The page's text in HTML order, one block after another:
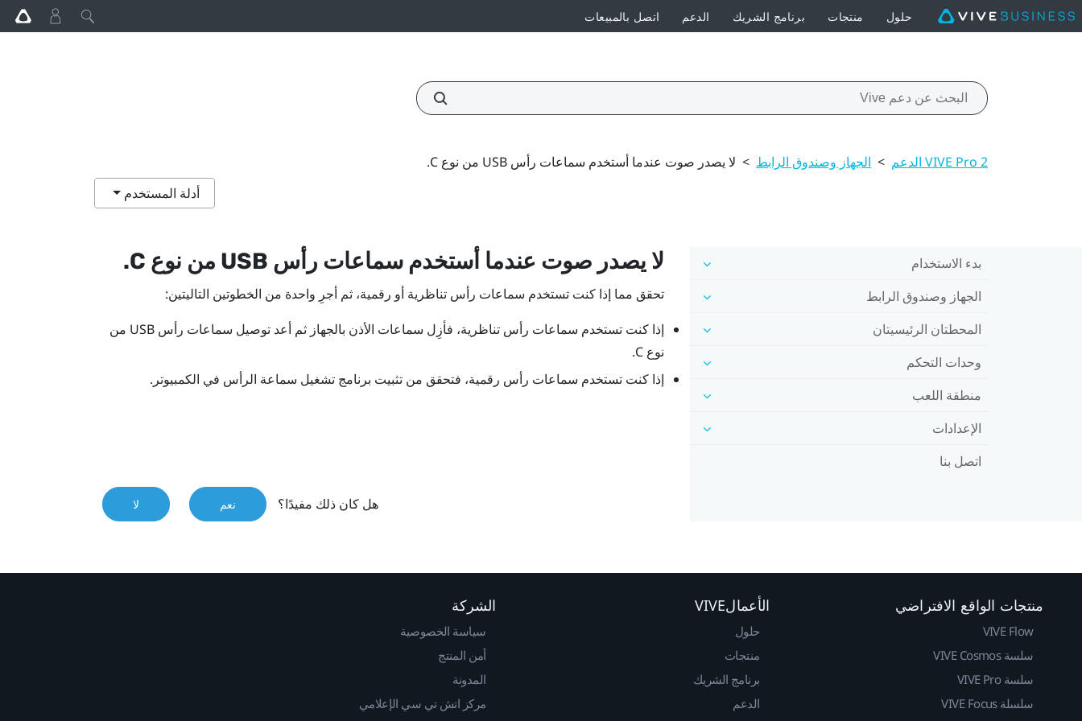
حلول منتجات برنامج الشريك الدعم اتصل بالمبيعات
VIVE Pro 2 الدعم > الجهاز وصندوق الرابط > لا يصدر صوت عندما أستخدم سماعات رأس USB من نوع C.
أدلة المستخدم
بدء الاستخدام
الجهاز وصندوق الرابط
المحطتان الرئيسيتان
وحدات التحكم
منطقة اللعب
الإعدادات
اتصل بنا
لا يصدر صوت عندما أستخدم سماعات رأس USB من نوع C .
تحقق مما إذا كنت تستخدم سماعات رأس تناظرية أو رقمية، ثم أجرِ واحدة من الخطوتين التاليتين:
إذا كنت تستخدم سماعات رأس تناظرية، فأزِل سماعات الأذن بالجهاز ثم أعد توصيل سماعات رأس
USB من
نوع C
.
إذا كنت تستخدم سماعات رأس رقمية، فتحقق من تثبيت برنامج تشغيل سماعة الرأس في الكمبيوتر.
هل كان ذلك مفيدًا؟ نعم لا
منتجات الواقع الافتراضي
VIVE Flow
سلسة VIVE Cosmos
سلسة VIVE Pro
سلسلة VIVE Focus
الأعمالVIVE
حلول
منتجات
برنامج الشريك
الدعم
الشركة
سياسة الخصوصية
أمن المنتج
المدونة
مركز اتش تي سي الإعلامي